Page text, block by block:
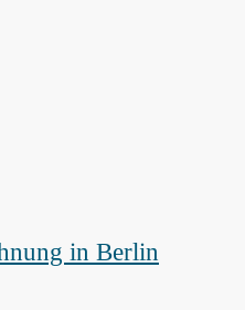
in Berlin